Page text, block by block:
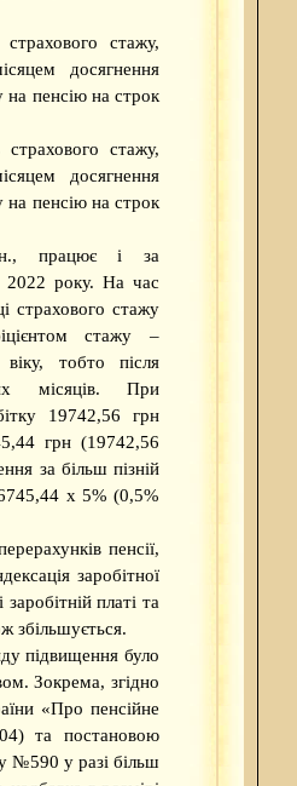
стажу,
досягнення
на пенсію на строк
стажу,
досягнення
на пенсію на строк
н., працює і за
2022 року. На час
страхового стажу
стажу –
тобто після
місяців. При
19742,56 грн
грн (19742,56
за більш пізній
х 5% (0,5%
пенсії,
заробітної
платі та
збільшується.
підвищення було
Зокрема, згідно
«Про пенсійне
та постановою
№590 у разі більш